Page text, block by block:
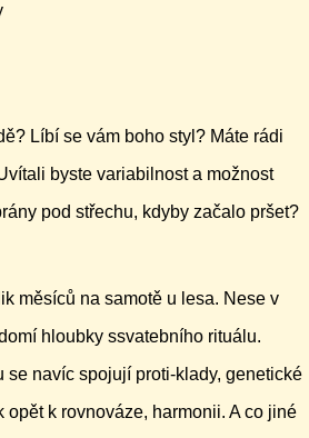
Líbí se vám boho styl? Máte rádi
byste variabilnost a možnost
pod střechu, kdyby začalo pršet?
měsíců na samotě u lesa. Nese v
hloubky ssvatebního rituálu.
se navíc spojují proti-klady, genetické
opět k rovnováze, harmonii. A co jiné